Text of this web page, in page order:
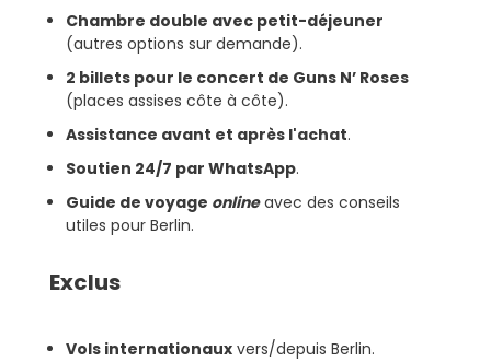
Chambre double avec petit-déjeuner
(autres options sur demande).
2 billets pour le concert de Guns N’ Roses
(places assises côte à côte).
Assistance avant et après l'achat.
Soutien 24/7 par WhatsApp.
Guide de voyage onlineavec des conseils
utiles pour Berlin.
Exclus
Vols internationaux vers/depuis Berlin.